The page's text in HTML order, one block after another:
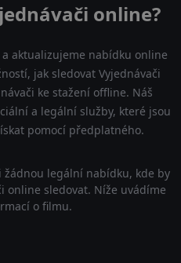
online?
aktualizujeme nabídku online
jak sledovat Vyjednávači
ke stažení offline. Náš
a legální služby, které jsou
pomocí předplatného.
legální nabídku, kde by
online sledovat. Níže uvádíme
o filmu.